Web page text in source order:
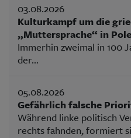
03.08.2026
Kulturkampf um die
„Muttersprache“ in
Immerhin zweimal in 100
der...
05.08.2026
Gefährlich falsche
Während linke politisch
rechts fahnden, formiert